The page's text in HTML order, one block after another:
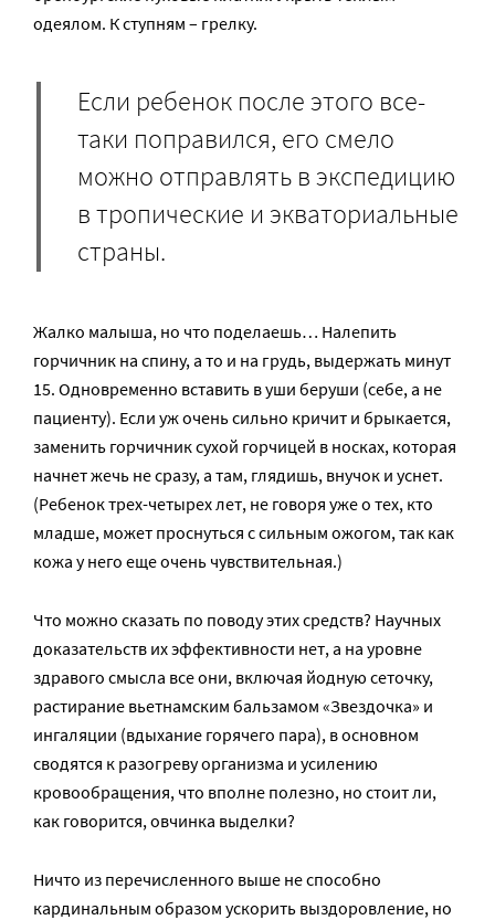
одеялом. К ступням – грелку.
Если ребенок после этого все-
таки поправился, его смело
можно отправлять в экспедицию
в тропические и экваториальные
страны.
Жалко малыша, но что поделаешь… Налепить
горчичник на спину, а то и на грудь, выдержать минут
15. Одновременно вставить в уши беруши (себе, а не
пациенту). Если уж очень сильно кричит и брыкается,
заменить горчичник сухой горчицей в носках, которая
начнет жечь не сразу, а там, глядишь, внучок и уснет.
(Ребенок трех-четырех лет, не говоря уже о тех, кто
младше, может проснуться с сильным ожогом, так как
кожа у него еще очень чувствительная.)
Что можно сказать по поводу этих средств? Научных
доказательств их эффективности нет, а на уровне
здравого смысла все они, включая йодную сеточку,
растирание вьетнамским бальзамом «Звездочка» и
ингаляции (вдыхание горячего пара), в основном
сводятся к разогреву организма и усилению
кровообращения, что вполне полезно, но стоит ли,
как говорится, овчинка выделки?
Ничто из перечисленного выше не способно
кардинальным образом ускорить выздоровление, но